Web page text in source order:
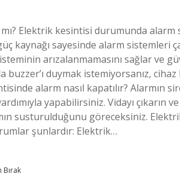
Elektrik kesintisi durumunda
kaynağı sayesinde alarm sistemleri
arızalanmamasını sağlar ve
buzzer’ı duymak istemiyorsanız, cihaz
alarm nasıl kapatılır? Alarmın
yapabilirsiniz. Vidayı çıkarın
susturulduğunu göreceksiniz.
şunlardır: Elektrik…
Bırak